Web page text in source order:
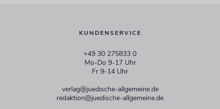
KUNDENSERVICE
+49 30 275833 0
Mo-Do 9-17 Uhr
Fr 9-14 Uhr
verlag@juedische-allgemeine.de
redaktion@juedische-allgemeine.de